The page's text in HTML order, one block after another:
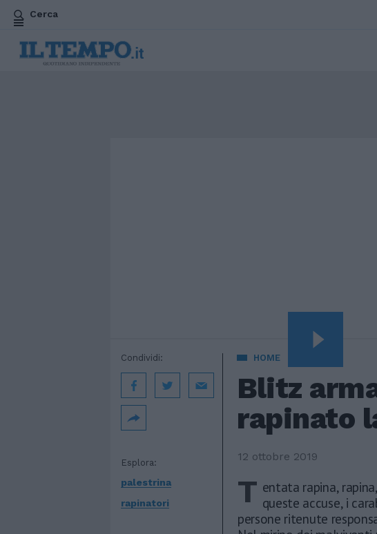
Cerca
HOME
Blitz
rapinato
12 ottobre 2019
Esplora:
palestrina
rapinatori
Condividi:
T entata rapina,
queste accuse, i
persone ritenute